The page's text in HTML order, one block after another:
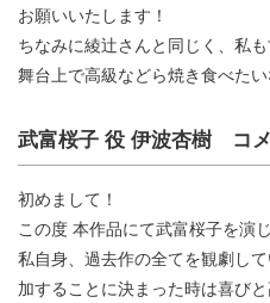
お願いいたします！
ちなみに綾辻さんと同じく、私
舞台上で高級などら焼き食べたい
武富桜子 役 伊波杏樹 コ
初めまして！
この度 本作品にて武富桜子を演
私自身、過去作の全てを観劇し
加することに決まった時は喜びと